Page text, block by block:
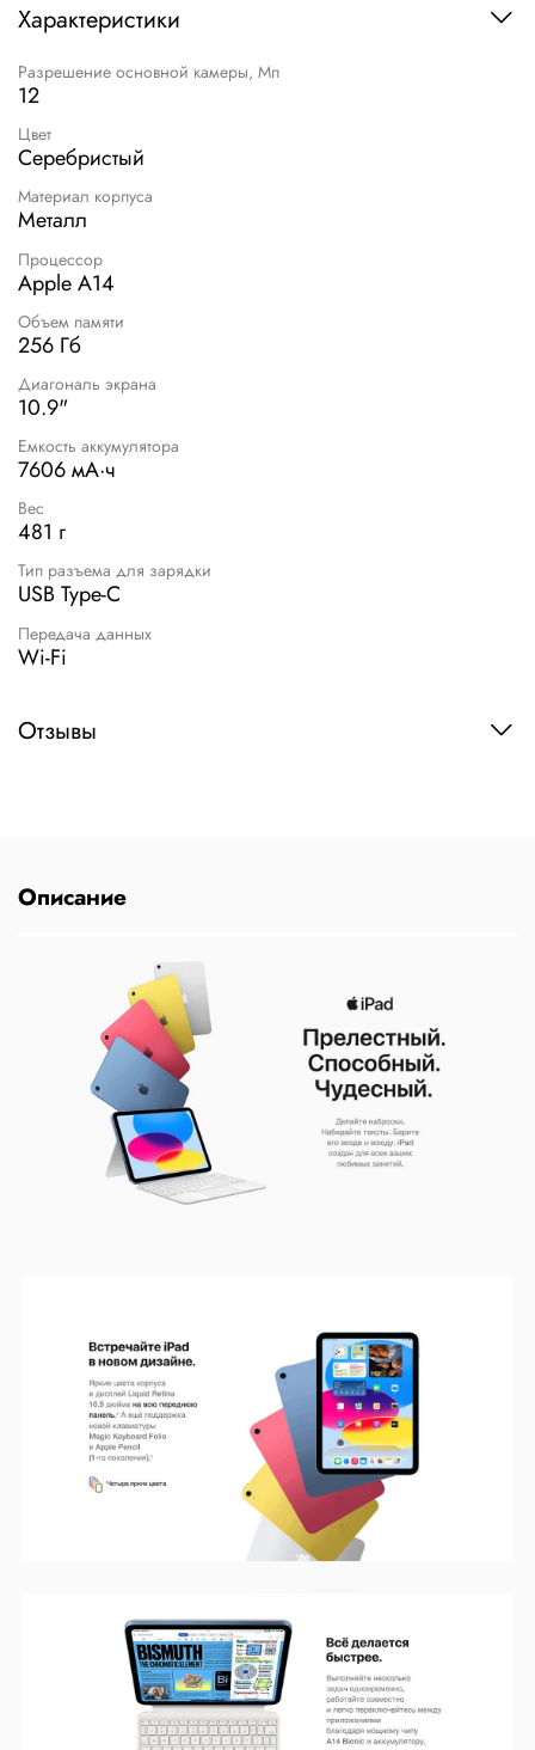
Характеристики
Разрешение основной камеры, Мп
12
Цвет
Серебристый
Материал корпуса
Металл
Процессор
Apple A14
Объем памяти
256 Гб
Диагональ экрана
10.9"
Емкость аккумулятора
7606 мА·ч
Вес
481 г
Тип разъема для зарядки
USB Type-C
Передача данных
Wi-Fi
Отзывы
Описание